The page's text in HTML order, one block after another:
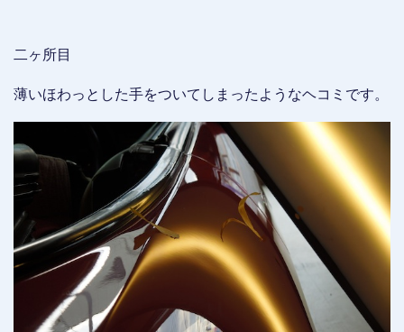
二ヶ所目
薄いほわっとした手をついてしまったようなヘコミです。